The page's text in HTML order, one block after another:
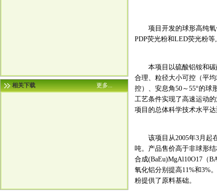
相关下载 更多...
项目开发的球形高纯氧
PDP荧光粉和LED荧光粉
本项目以硫酸铝铵和碳
合理、粒径大小可控（平
控）、安息角50～55°的球
工艺条件实现了高速运动
项目的总体科学技术水平
该项目从2005年3月起在
吨。产品售价高于非球形
合成(BaEu)MgAl10O17（
氧化铝分别提高11%和3%
粉提供了原料基础。